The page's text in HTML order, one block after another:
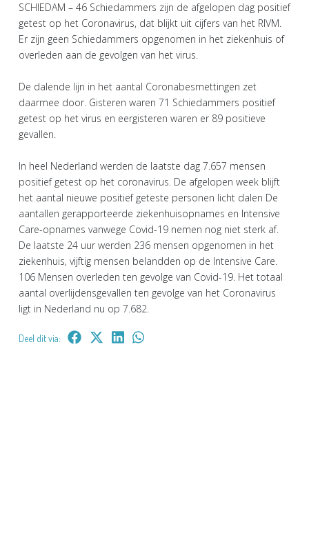
SCHIEDAM – 46 Schiedammers zijn de afgelopen dag positief
getest op het Coronavirus, dat blijkt uit cijfers van het RIVM.
Er zijn geen Schiedammers opgenomen in het ziekenhuis of
overleden aan de gevolgen van het virus.
De dalende lijn in het aantal Coronabesmettingen zet
daarmee door. Gisteren waren 71 Schiedammers positief
getest op het virus en eergisteren waren er 89 positieve
gevallen.
In heel Nederland werden de laatste dag 7.657 mensen
positief getest op het coronavirus. De afgelopen week blijft
het aantal nieuwe positief geteste personen licht dalen De
aantallen gerapporteerde ziekenhuisopnames en Intensive
Care-opnames vanwege Covid-19 nemen nog niet sterk af.
De laatste 24 uur werden 236 mensen opgenomen in het
ziekenhuis, vijftig mensen belandden op de Intensive Care.
106 Mensen overleden ten gevolge van Covid-19. Het totaal
aantal overlijdensgevallen ten gevolge van het Coronavirus
ligt in Nederland nu op 7.682.
Deel dit via: